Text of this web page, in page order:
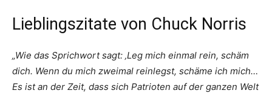
Lieblingszitate von Chuck Norris
„Wie das Sprichwort sagt: ‚Leg mich einmal rein, schäm
dich. Wenn du mich zweimal reinlegst, schäme ich mich…
Es ist an der Zeit, dass sich Patrioten auf der ganzen Welt